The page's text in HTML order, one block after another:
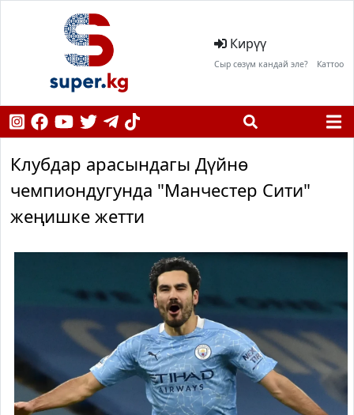
Кирүү
Сыр сөзүм кандай эле? Каттоо
Клубдар арасындагы Дүйнө
чемпиондугунда "Манчестер Сити"
жеңишке жетти